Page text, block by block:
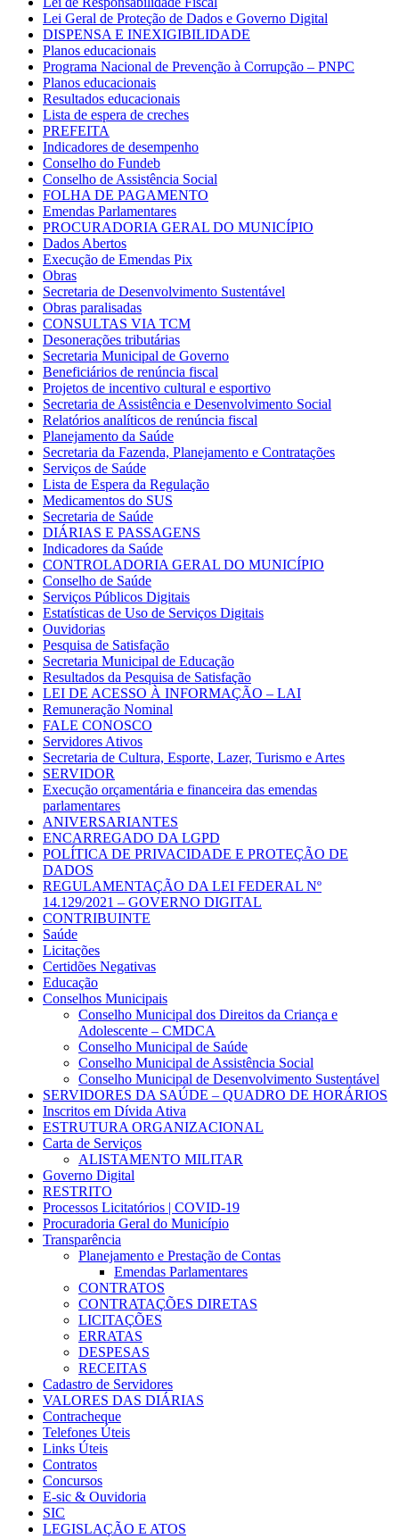
Lei Geral de Proteção de Dados e Governo Digital
DISPENSA E INEXIGIBILIDADE
Planos educacionais
Programa Nacional de Prevenção à Corrupção – PNPC
Planos educacionais
Resultados educacionais
Lista de espera de creches
PREFEITA
Indicadores de desempenho
Conselho do Fundeb
Conselho de Assistência Social
FOLHA DE PAGAMENTO
Emendas Parlamentares
PROCURADORIA GERAL DO MUNICÍPIO
Dados Abertos
Execução de Emendas Pix
Obras
Secretaria de Desenvolvimento Sustentável
Obras paralisadas
CONSULTAS VIA TCM
Desonerações tributárias
Secretaria Municipal de Governo
Beneficiários de renúncia fiscal
Projetos de incentivo cultural e esportivo
Secretaria de Assistência e Desenvolvimento Social
Relatórios analíticos de renúncia fiscal
Planejamento da Saúde
Secretaria da Fazenda, Planejamento e Contratações
Serviços de Saúde
Lista de Espera da Regulação
Medicamentos do SUS
Secretaria de Saúde
DIÁRIAS E PASSAGENS
Indicadores da Saúde
CONTROLADORIA GERAL DO MUNICÍPIO
Conselho de Saúde
Serviços Públicos Digitais
Estatísticas de Uso de Serviços Digitais
Ouvidorias
Pesquisa de Satisfação
Secretaria Municipal de Educação
Resultados da Pesquisa de Satisfação
LEI DE ACESSO À INFORMAÇÃO – LAI
Remuneração Nominal
FALE CONOSCO
Servidores Ativos
Secretaria de Cultura, Esporte, Lazer, Turismo e Artes
SERVIDOR
Execução orçamentária e financeira das emendas
parlamentares
ANIVERSARIANTES
ENCARREGADO DA LGPD
POLÍTICA DE PRIVACIDADE E PROTEÇÃO DE
DADOS
REGULAMENTAÇÃO DA LEI FEDERAL Nº
14.129/2021 – GOVERNO DIGITAL
CONTRIBUINTE
Saúde
Licitações
Certidões Negativas
Educação
Conselhos Municipais
Conselho Municipal dos Direitos da Criança e
Adolescente – CMDCA
Conselho Municipal de Saúde
Conselho Municipal de Assistência Social
Conselho Municipal de Desenvolvimento Sustentável
SERVIDORES DA SAÚDE – QUADRO DE HORÁRIOS
Inscritos em Dívida Ativa
ESTRUTURA ORGANIZACIONAL
Carta de Serviços
ALISTAMENTO MILITAR
Governo Digital
RESTRITO
Processos Licitatórios | COVID-19
Procuradoria Geral do Município
Transparência
Planejamento e Prestação de Contas
Emendas Parlamentares
CONTRATOS
CONTRATAÇÕES DIRETAS
LICITAÇÕES
ERRATAS
DESPESAS
RECEITAS
Cadastro de Servidores
VALORES DAS DIÁRIAS
Contracheque
Telefones Úteis
Links Úteis
Contratos
Concursos
E-sic & Ouvidoria
SIC
LEGISLAÇÃO E ATOS